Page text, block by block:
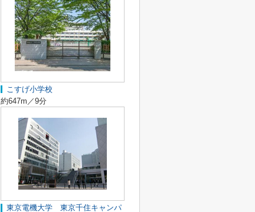
こすげ小学校
約647m／9分
東京電機大学 東京千住キャンパ